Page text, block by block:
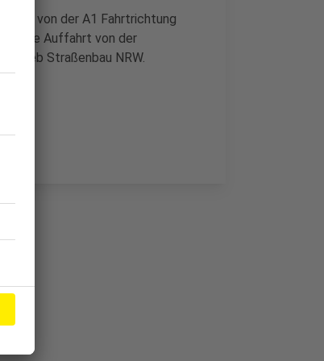
von der A1 Fahrtrichtung
die Auffahrt von der
Straßenbau NRW.